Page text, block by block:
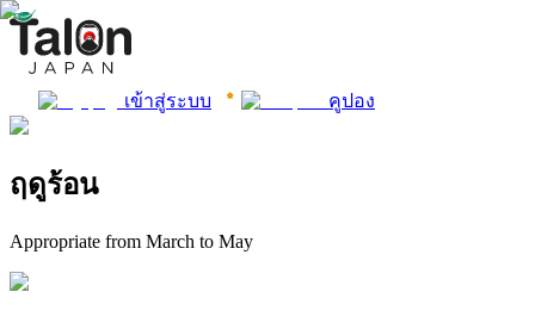
เข้าสู่ระบบ คูปอง
ฤดูร้อน
Appropriate from March to May